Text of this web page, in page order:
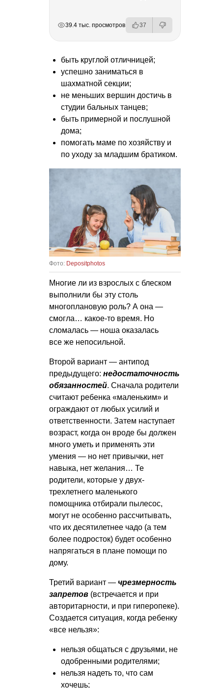
39.4 тыс. просмотров 37
быть круглой отличницей;
успешно заниматься в
шахматной секции;
не меньших вершин достичь в
студии бальных танцев;
быть примерной и послушной
дома;
помогать маме по хозяйству и
по уходу за младшим братиком.
Фото: Depositphotos
Многие ли из взрослых с блеском
выполнили бы эту столь
многоплановую роль? А она —
смогла… какое-то время. Но
сломалась — ноша оказалась
все же непосильной.
Второй вариант — антипод
предыдущего: недостаточность
обязанностей. Сначала родители
считают ребенка «маленьким» и
ограждают от любых усилий и
ответственности. Затем наступает
возраст, когда он вроде бы должен
много уметь и применять эти
умения — но нет привычки, нет
навыка, нет желания… Те
родители, которые у двух-
трехлетнего маленького
помощника отбирали пылесос,
могут не особенно рассчитывать,
что их десятилетнее чадо (а тем
более подросток) будет особенно
напрягаться в плане помощи по
дому.
Третий вариант — чрезмерность
запретов (встречается и при
авторитарности, и при гиперопеке).
Создается ситуация, когда ребенку
«все нельзя»:
нельзя общаться с друзьями, не
одобренными родителями;
нельзя надеть то, что сам
хочешь;